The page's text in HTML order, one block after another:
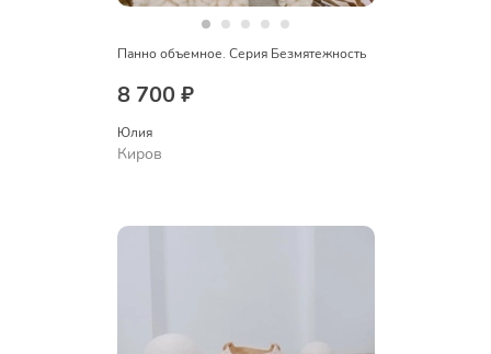
Панно объемное. Серия Безмятежность
8 700 ₽
Юлия
Киров